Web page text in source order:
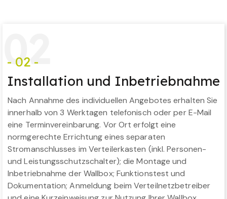
02
- 02 -
Installation und Inbetriebnahme
Nach Annahme des individuellen Angebotes erhalten Sie
innerhalb von 3 Werktagen telefonisch oder per E-Mail
eine Terminvereinbarung. Vor Ort erfolgt eine
normgerechte Errichtung eines separaten
Stromanschlusses im Verteilerkasten (inkl. Personen-
und Leistungsschutzschalter); die Montage und
Inbetriebnahme der Wallbox; Funktionstest und
Dokumentation; Anmeldung beim Verteilnetzbetreiber